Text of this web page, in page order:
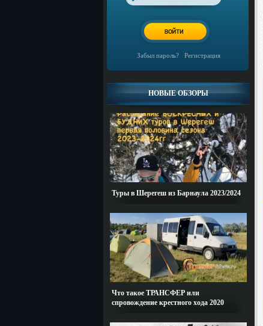
Забыл пароль?/ Регистрация
НОВЫЕ ОБЗОРЫ
Туры в Шерегеш из Барнаула 2023/2024
Что такое ТРАНСФЕР или
спровождение крестного хода 2020